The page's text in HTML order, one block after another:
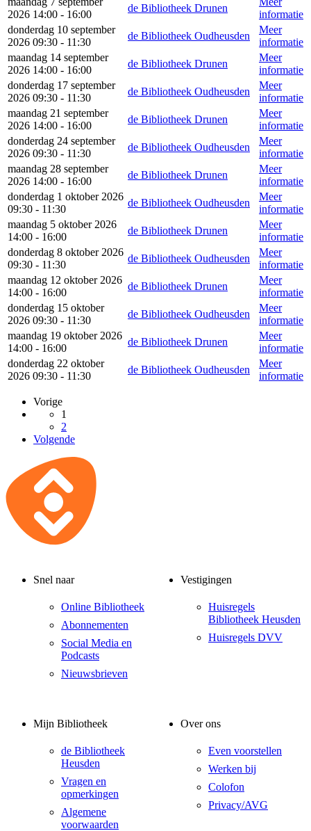
2026 14:00 - 16:00
de Bibliotheek Drunen
informatie
donderdag 10 september
2026 09:30 - 11:30
de Bibliotheek Oudheusden
Meer
informatie
maandag 14 september
2026 14:00 - 16:00
de Bibliotheek Drunen
Meer
informatie
donderdag 17 september
2026 09:30 - 11:30
de Bibliotheek Oudheusden
Meer
informatie
maandag 21 september
2026 14:00 - 16:00
de Bibliotheek Drunen
Meer
informatie
donderdag 24 september
2026 09:30 - 11:30
de Bibliotheek Oudheusden
Meer
informatie
maandag 28 september
2026 14:00 - 16:00
de Bibliotheek Drunen
Meer
informatie
donderdag 1 oktober 2026
09:30 - 11:30
de Bibliotheek Oudheusden
Meer
informatie
maandag 5 oktober 2026
14:00 - 16:00
de Bibliotheek Drunen
Meer
informatie
donderdag 8 oktober 2026
09:30 - 11:30
de Bibliotheek Oudheusden
Meer
informatie
maandag 12 oktober 2026
14:00 - 16:00
de Bibliotheek Drunen
Meer
informatie
donderdag 15 oktober
2026 09:30 - 11:30
de Bibliotheek Oudheusden
Meer
informatie
maandag 19 oktober 2026
14:00 - 16:00
de Bibliotheek Drunen
Meer
informatie
donderdag 22 oktober
2026 09:30 - 11:30
de Bibliotheek Oudheusden
Meer
informatie
Vorige
1
2
Volgende
Snel naar
Online Bibliotheek
Abonnementen
Social Media en
Podcasts
Nieuwsbrieven
Vestigingen
Huisregels
Bibliotheek Heusden
Huisregels DVV
Mijn Bibliotheek
de Bibliotheek
Heusden
Vragen en
opmerkingen
Algemene
voorwaarden
Over ons
Even voorstellen
Werken bij
Colofon
Privacy/AVG